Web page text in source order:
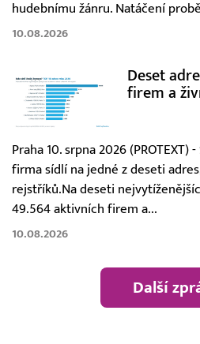
hudebnímu žánru. Natáčení
10.08.2026
Deset
firem a
Praha 10. srpna 2026 (PROTEXT)
firma sídlí na jedné z deseti
rejstříků.Na deseti
49.564 aktivních firem a...
10.08.2026
Další